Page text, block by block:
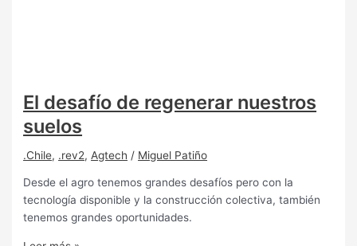
El desafío de regenerar nuestros
suelos
.Chile, .rev2, Agtech / Miguel Patiño
Desde el agro tenemos grandes desafíos pero con la
tecnología disponible y la construcción colectiva, también
tenemos grandes oportunidades.